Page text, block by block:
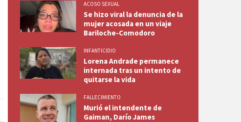
ACOSO SEXUAL
Se hizo viral la denuncia de la
mujer acosada en un viaje
Bariloche-Comodoro
INFANTICIDIO
Lorena Andrade permanece
internada tras un intento de
quitarse la vida
FALLECIMIENTO
Murió el intendente de
Gaiman, Darío James